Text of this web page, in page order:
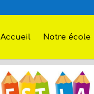
Accueil Notre école